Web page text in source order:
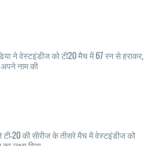
ने वेस्टइंडीज को टी20 मैच में 67 रन से हराकर,
नाम की
टी-20 की सीरीज के तीसरे मैच में वेस्टइंडीज को